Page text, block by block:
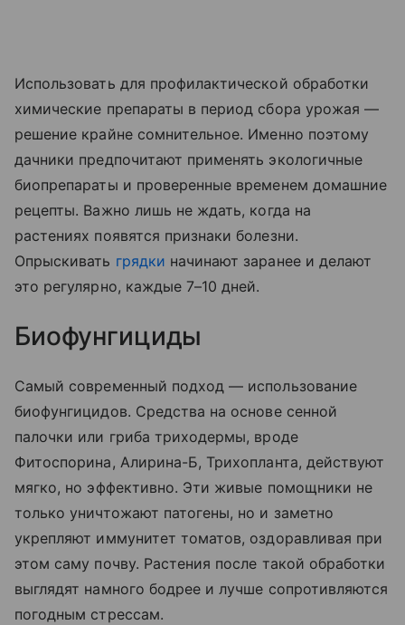
Использовать для профилактической обработки
химические препараты в период сбора урожая —
решение крайне сомнительное. Именно поэтому
дачники предпочитают применять экологичные
биопрепараты и проверенные временем домашние
рецепты. Важно лишь не ждать, когда на
растениях появятся признаки болезни.
Опрыскивать грядки начинают заранее и делают
это регулярно, каждые 7–10 дней.
Биофунгициды
Самый современный подход — использование
биофунгицидов. Средства на основе сенной
палочки или гриба триходермы, вроде
Фитоспорина, Алирина-Б, Трихопланта, действуют
мягко, но эффективно. Эти живые помощники не
только уничтожают патогены, но и заметно
укрепляют иммунитет томатов, оздоравливая при
этом саму почву. Растения после такой обработки
выглядят намного бодрее и лучше сопротивляются
погодным стрессам.